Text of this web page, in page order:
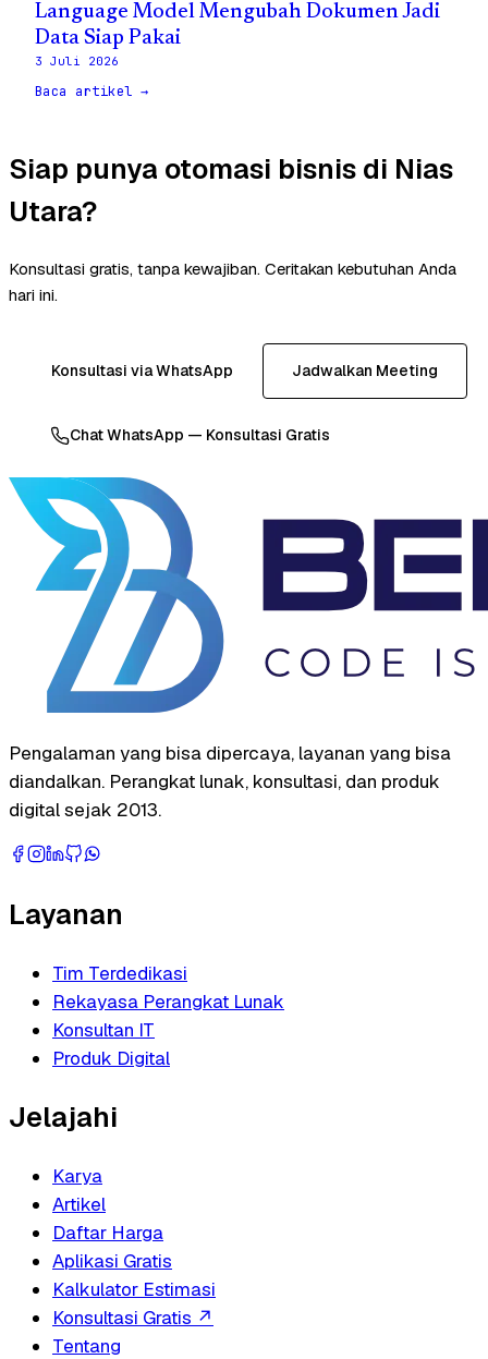
Language Model Mengubah Dokumen Jadi
Data Siap Pakai
3 Juli 2026
Baca artikel →
Siap punya otomasi bisnis di Nias
Utara?
Konsultasi gratis, tanpa kewajiban. Ceritakan kebutuhan Anda
hari ini.
Konsultasi via WhatsApp Jadwalkan Meeting
Chat WhatsApp — Konsultasi Gratis
Pengalaman yang bisa dipercaya, layanan yang bisa
diandalkan. Perangkat lunak, konsultasi, dan produk
digital sejak 2013.
Layanan
Tim Terdedikasi
Rekayasa Perangkat Lunak
Konsultan IT
Produk Digital
Jelajahi
Karya
Artikel
Daftar Harga
Aplikasi Gratis
Kalkulator Estimasi
Konsultasi Gratis ↗
Tentang